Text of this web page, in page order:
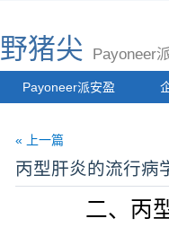
野猪尖 Payoneer
Payoneer派安盈
« 上一篇
丙型肝炎的流行病
二、丙型